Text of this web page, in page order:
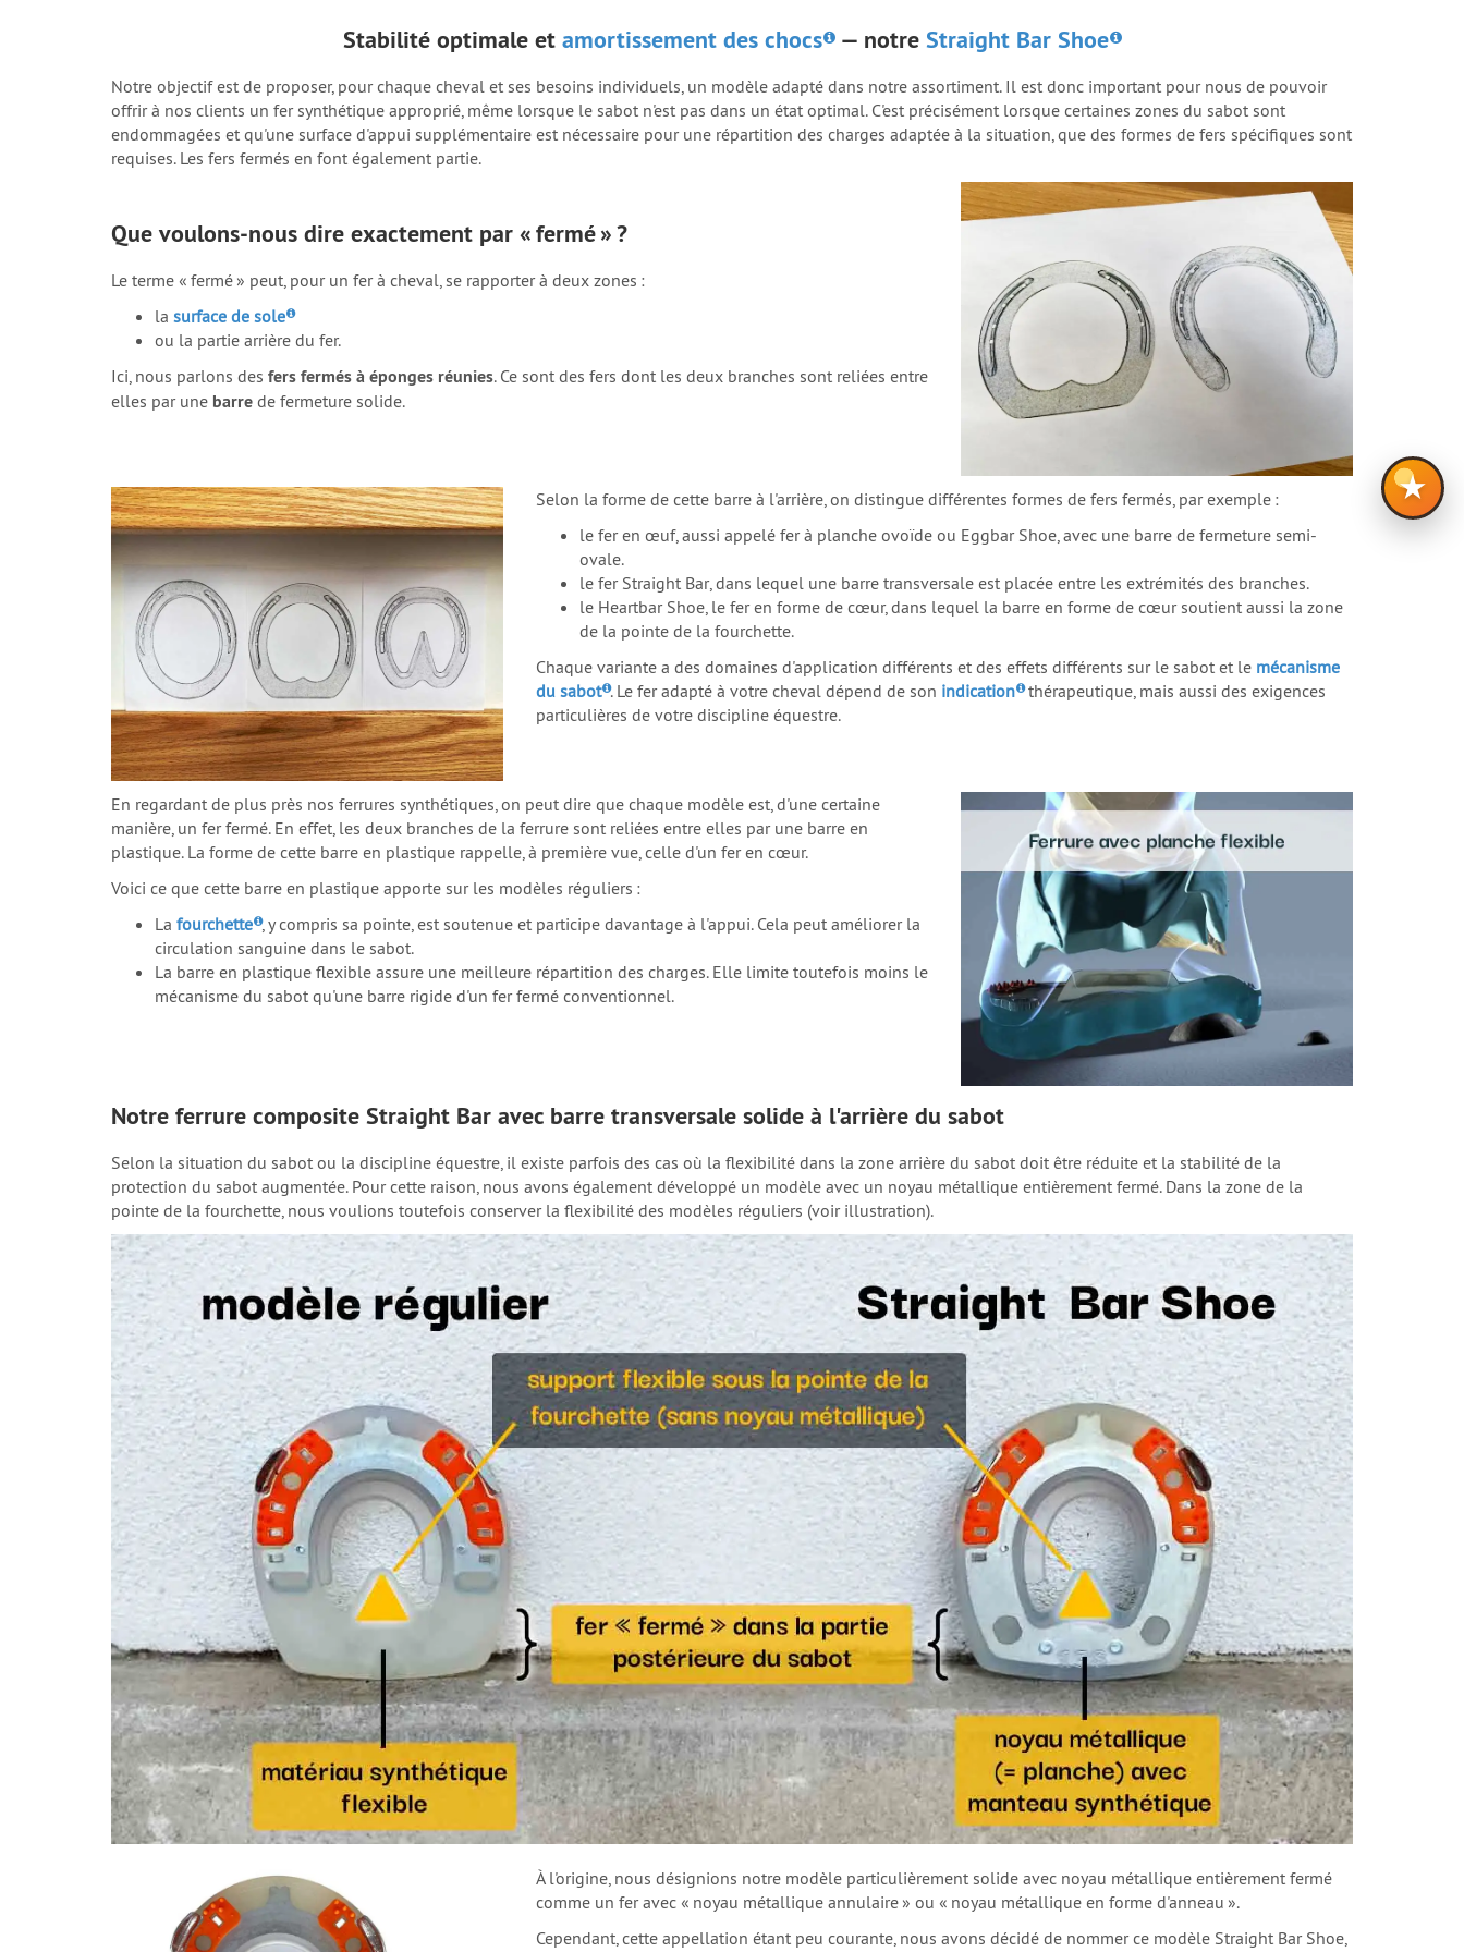
Stabilité optimale et amortissement des chocs — notre Straight Bar Shoe
Notre objectif est de proposer, pour chaque cheval et ses besoins individuels, un modèle adapté dans notre assortiment. Il est donc important pour nous de pouvoir
offrir à nos clients un fer synthétique approprié, même lorsque le sabot n'est pas dans un état optimal. C'est précisément lorsque certaines zones du sabot sont
endommagées et qu'une surface d'appui supplémentaire est nécessaire pour une répartition des charges adaptée à la situation, que des formes de fers spécifiques sont
requises. Les fers fermés en font également partie.
Que voulons-nous dire exactement par « fermé » ?
Le terme « fermé » peut, pour un fer à cheval, se rapporter à deux zones :
la surface de sole
ou la partie arrière du fer.
Ici, nous parlons des fers fermés à éponges réunies. Ce sont des fers dont les deux branches sont reliées entre
elles par une barre de fermeture solide.
Selon la forme de cette barre à l'arrière, on distingue différentes formes de fers fermés, par exemple :
le fer en œuf, aussi appelé fer à planche ovoïde ou Eggbar Shoe, avec une barre de fermeture semi-
ovale.
le fer Straight Bar, dans lequel une barre transversale est placée entre les extrémités des branches.
le Heartbar Shoe, le fer en forme de cœur, dans lequel la barre en forme de cœur soutient aussi la zone
de la pointe de la fourchette.
Chaque variante a des domaines d'application différents et des effets différents sur le sabot et le mécanisme
du sabot . Le fer adapté à votre cheval dépend de son indication thérapeutique, mais aussi des exigences
particulières de votre discipline équestre.
En regardant de plus près nos ferrures synthétiques, on peut dire que chaque modèle est, d'une certaine
manière, un fer fermé. En effet, les deux branches de la ferrure sont reliées entre elles par une barre en
plastique. La forme de cette barre en plastique rappelle, à première vue, celle d'un fer en cœur.
Voici ce que cette barre en plastique apporte sur les modèles réguliers :
La fourchette , y compris sa pointe, est soutenue et participe davantage à l'appui. Cela peut améliorer la
circulation sanguine dans le sabot.
La barre en plastique flexible assure une meilleure répartition des charges. Elle limite toutefois moins le
mécanisme du sabot qu'une barre rigide d'un fer fermé conventionnel.
Notre ferrure composite Straight Bar avec barre transversale solide à l'arrière du sabot
Selon la situation du sabot ou la discipline équestre, il existe parfois des cas où la flexibilité dans la zone arrière du sabot doit être réduite et la stabilité de la
protection du sabot augmentée. Pour cette raison, nous avons également développé un modèle avec un noyau métallique entièrement fermé. Dans la zone de la
pointe de la fourchette, nous voulions toutefois conserver la flexibilité des modèles réguliers (voir illustration).
À l'origine, nous désignions notre modèle particulièrement solide avec noyau métallique entièrement fermé
comme un fer avec « noyau métallique annulaire » ou « noyau métallique en forme d'anneau ».
Cependant, cette appellation étant peu courante, nous avons décidé de nommer ce modèle Straight Bar Shoe
★